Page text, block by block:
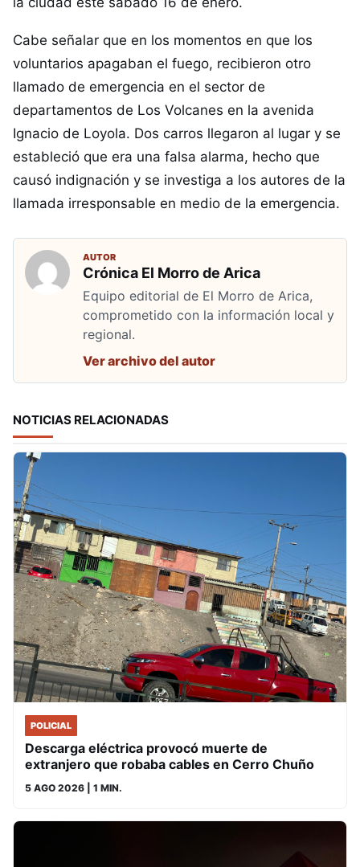
Cabe señalar que en los momentos en que los
voluntarios apagaban el fuego, recibieron otro
llamado de emergencia en el sector de
departamentos de Los Volcanes en la avenida
Ignacio de Loyola. Dos carros llegaron al lugar y se
estableció que era una falsa alarma, hecho que
causó indignación y se investiga a los autores de la
llamada irresponsable en medio de la emergencia.
AUTOR
Crónica El Morro de Arica
Equipo editorial de El Morro de Arica,
comprometido con la información local y
regional.
Ver archivo del autor
NOTICIAS RELACIONADAS
POLICIAL
Descarga eléctrica provocó muerte de
extranjero que robaba cables en Cerro Chuño
5 AGO 2026 | 1 MIN.